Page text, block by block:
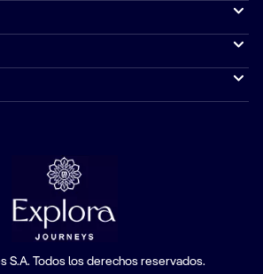
S.A. Todos los derechos reservados.